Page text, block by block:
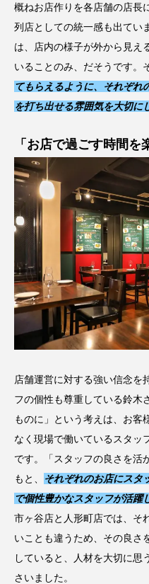
概ねお店作りを各店舗の店長
列店としての統一感も出てい
は、店内の様子が外から見え
いることのみ、だそうです。
てもらえるように、それぞれ
を打ち出せる雰囲気を大切に
「お店で過ごす時間を
店舗運営に対する強い信念を
フの個性も尊重している鈴木
ものに」という考えは、お客
なく現場で働いているスタッ
です。「スタッフの良さを活
もと、
それぞれのお店にスタ
で個性豊かなスタッフが活躍
市ヶ谷店と人形町店では、そ
いことも違うため、その良さ
していると、人材を大切に思
さいました。